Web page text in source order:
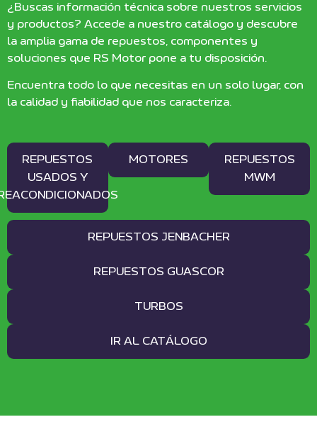
¿Buscas información técnica sobre nuestros servicios
y productos? Accede a nuestro catálogo y descubre
la amplia gama de repuestos, componentes y
soluciones que RS Motor pone a tu disposición.
Encuentra todo lo que necesitas en un solo lugar, con
la calidad y fiabilidad que nos caracteriza.
MOTORES
REPUESTOS
MWM
REPUESTOS
USADOS Y
REPUESTOS JENBACHER
REPUESTOS GUASCOR
TURBOS
IR AL CATÁLOGO